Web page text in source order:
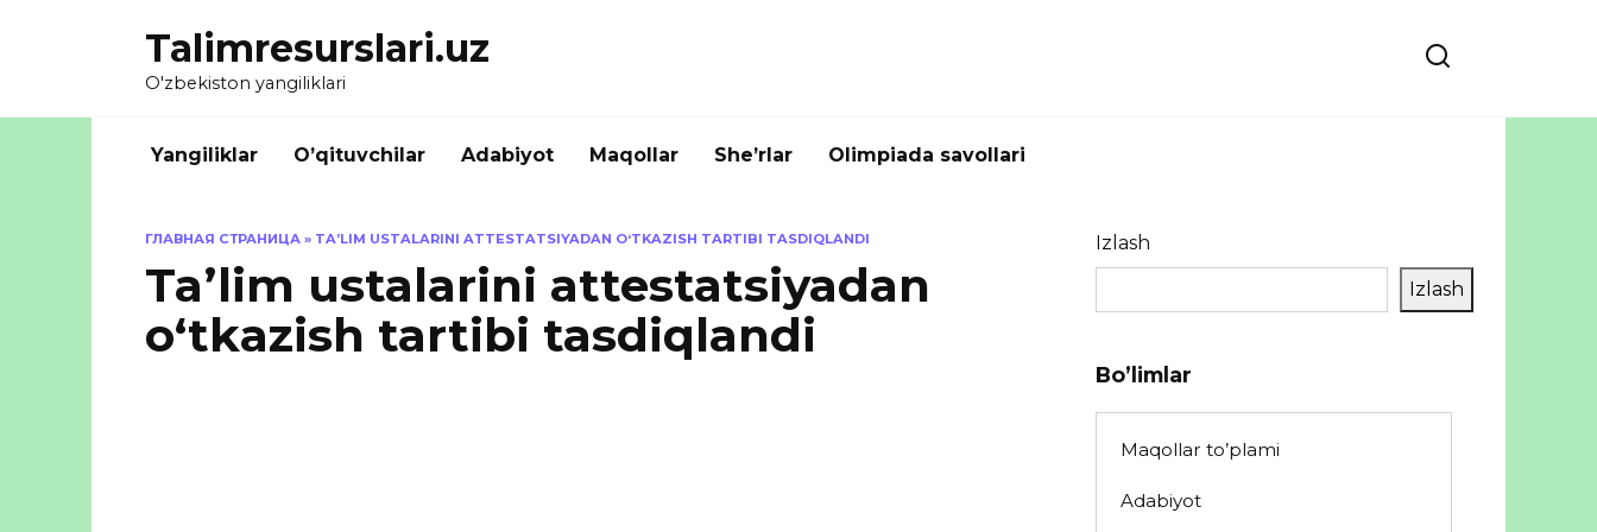
Talimresurslari.uz
O'zbekiston yangiliklari
Yangiliklar O’qituvchilar Adabiyot Maqollar She’rlar Olimpiada savollari
ГЛАВНАЯ СТРАНИЦА » TAʼLIM USTALARINI ATTESTATSIYADAN OʻTKAZISH TARTIBI TASDIQLANDI
Taʼlim ustalarini attestatsiyadan
oʻtkazish tartibi tasdiqlandi
Izlash
Izlash
Bo’limlar
Maqollar to’plami
Adabiyot